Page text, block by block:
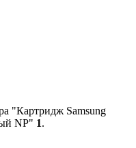
"Картридж Samsung
NP" 1.